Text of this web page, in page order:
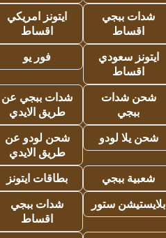
شدات ببجي
اقساط
ايتونز امريكي
اقساط
ايتونز سعودي
اقساط
فور يو
شحن شدات
ببجي
شدات ببجي عن
طريق الايدي
شحن يلا لودو
شحن لودو عن
طريق الايدي
شعبية ببجي
بطاقات ايتونز
بلايستيشن ستور
شدات ببجي
اقساط